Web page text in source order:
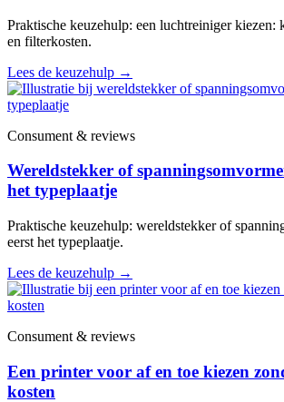
Praktische keuzehulp: een luchtreiniger kiezen:
en filterkosten.
Lees de keuzehulp →
Consument & reviews
Wereldstekker of
het typeplaatje
Praktische keuzehulp: wereldstekker of
eerst het typeplaatje.
Lees de keuzehulp →
Consument & reviews
Een printer voor af en toe kiezen
kosten